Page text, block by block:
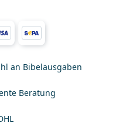
lernen ihre Kleinen
besser kennen.Das
WeltJesus wird
erzählt
AutorDr.
war bis zu seiner
tätig. Er ist Autor
zu Fragen der Ehe,
1967,
an Bibelausgaben
Beratung